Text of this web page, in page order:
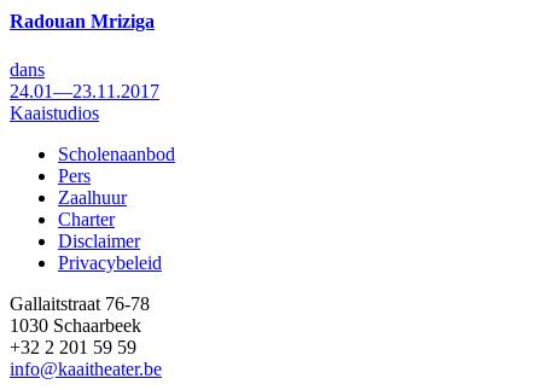
Radouan Mriziga
dans
24.01—23.11.2017
Kaaistudios
Footer
Scholenaanbod
Pers
Zaalhuur
Charter
Disclaimer
Privacybeleid
Gallaitstraat 76-78
1030 Schaarbeek
+32 2 201 59 59
info@kaaitheater.be